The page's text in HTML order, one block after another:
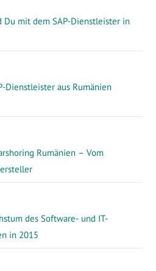
Du mit dem SAP-Dienstleister in
Dienstleister aus Rumänien
Rumänien – Vom
des Software- und IT-
in 2015